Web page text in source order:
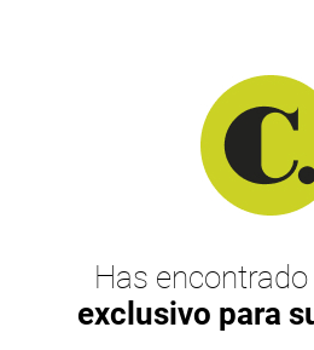
Has
exclusivo para